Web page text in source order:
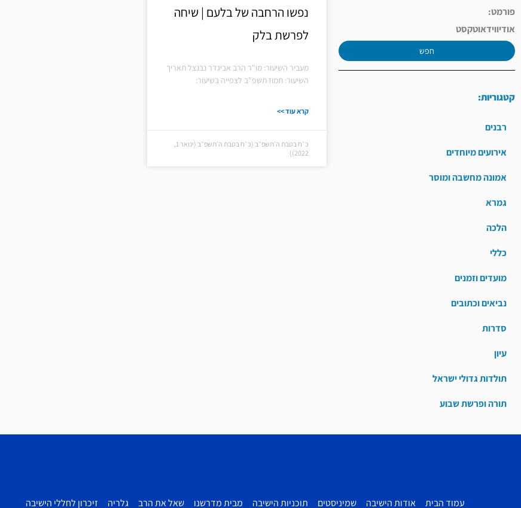
פורמט:
אודיווידאוטקסט
חפש
קטגוריות:
רבנים
אירועים מיוחדים
אמונה מחשבה ומוסר
גמרא
הלכה
כללי
מועדים וזמנים
נביאים וכתובים
סדרות
עיון
תולדות גדולי ישראל
תורה ופרשת שבוע
נפשו הרחבה של בלעם | שיחה
לפרשת בלק
מעביר השיעור: מו"ר הרב אביגדר נבנצל תאריך
השיעור: תמוז תשפ"ב לצפייה בשיעור:
קרא עוד >>
כ״ח בטבת ה׳תשפ״ב (כ״ח בטבת ה׳תשפ״ב (ינואר 1,
2022))
עמוד הבית אודות הישיבה שמיניסטים תוכניות הישיבה מבית מדרשנו שאל את הרב גלריה זיכרון לחללי הישיבה